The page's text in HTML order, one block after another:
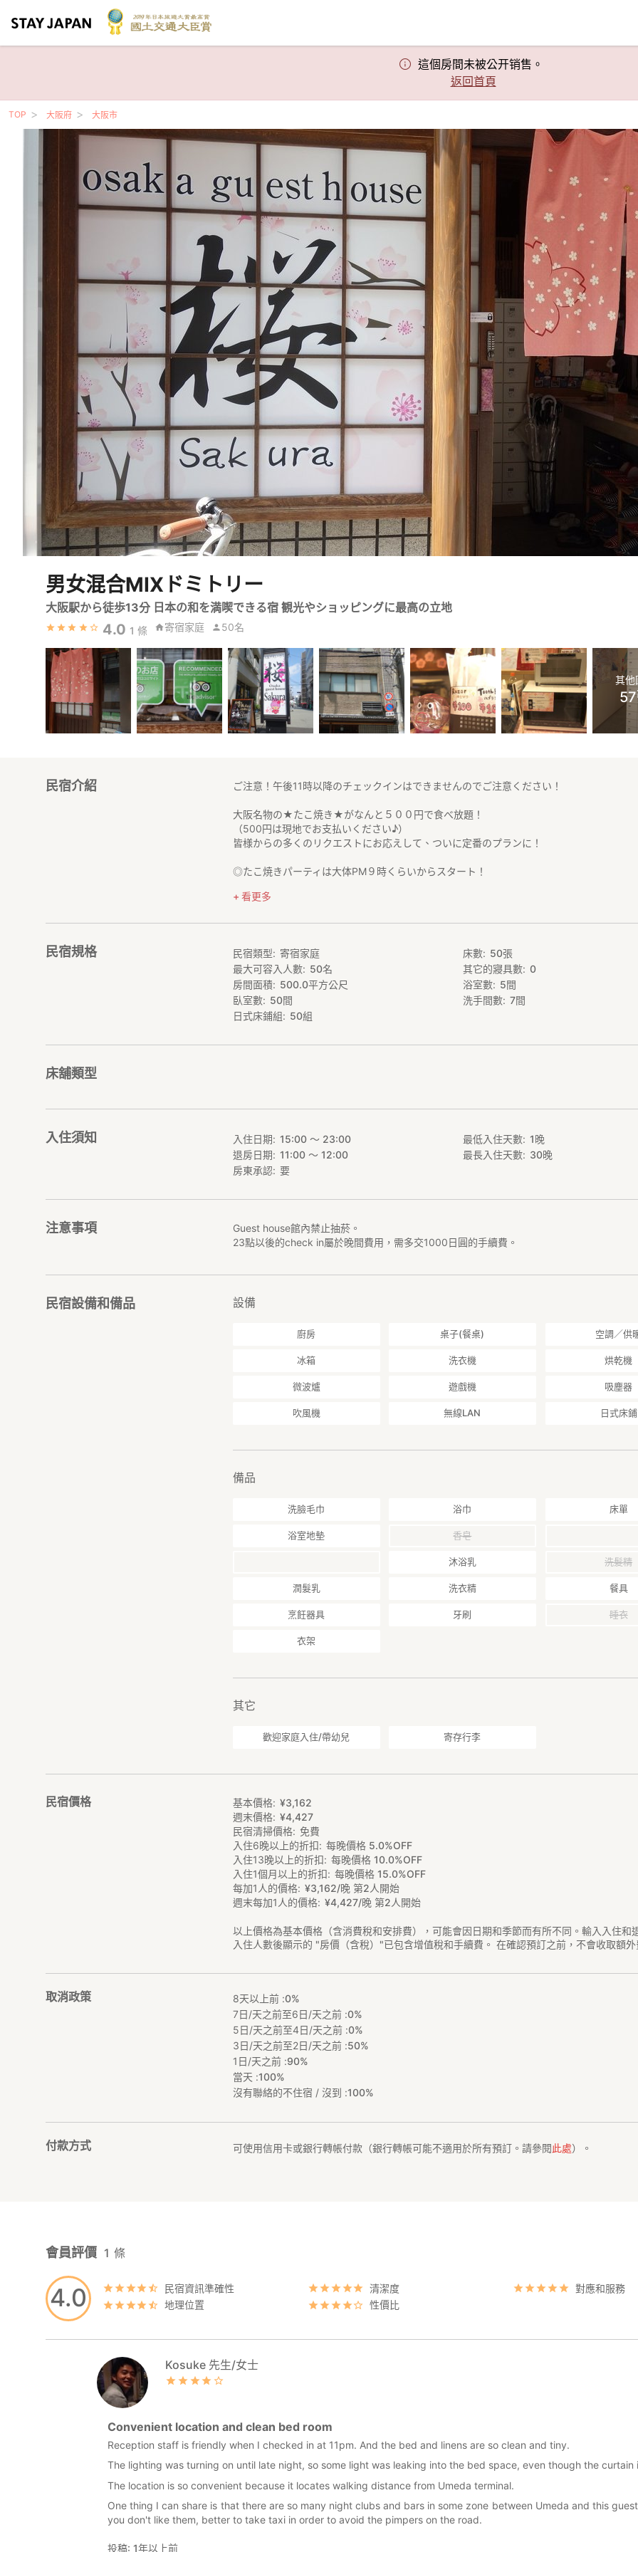
這個房間未被公开销售。
返回首頁
TOP 大阪府 大阪市
男女混合MIXドミトリー
大阪駅から徒歩13分 日本の和を満喫できる宿 観光やショッピングに最高の立地
4.0 1 條 寄宿家庭 50名
其他
民宿介紹 ご注意！午後11時以降のチェックインはできませんのでご注意ください！
大阪名物の★たこ焼き★がなんと５００円で食べ放題！
（500円は現地でお支払いください♪）
皆様からの多くのリクエストにお応えして、ついに定番のプランに！
◎たこ焼きパーティは大体PM９時くらいからスタート！
大阪といえば、やはりたこ焼き！
宿泊している日本や海外のゲストといろんな話をしながら、たこ焼きをクルクルするのは
楽しいねん！
初心者でもスタッフがお手伝い、ご自身でも焼くことができるように丁寧に教えるさかい
（ご注意）たこ焼き食べ放題の500円は宿泊料金には含まれていません！現地にてお支払
和の雰囲気に包まれて、泊まりに来たのに、どこか懐かしいという不思議な気持ちを感じ
行ってみて！
ガイドブックには載っていないおススメのおいしいお店もこっそりスタッフが教えます。
南森町駅から大阪城も約３０分、通天閣や串カツで有名な新世界も乗り換えなしでめっち
★アメニティ★
★チェックイン★
午前９時から午後３時までチェックインはできませんが荷物の預かりは可能。
★レイトチェックイン★
ャンセルとなりますのでご注意、ご了承ください。
★キャンセル★
＊２日前・・・宿泊料金の８０％
＊３日前・・・宿泊料金の５０％
◎南森町駅、約10分
JR大阪駅・地下鉄梅田駅、東梅田駅、西梅田駅からM14出口（泉の広場）の階段を上がっ
①右ルート→道路を右手にそのまま直進。ダイコクドラッグを通過してファミリーマート
②左ルート→道路を左手にそのまま直進。太融寺の交差点を通過し神山の交差点を右折。3
看更多
民宿規格 民宿類型
寄宿家庭
最大可容入人數
50名
房間面積
500.0平方公尺
臥室數
50間
日式床鋪組
50組
床數 50張
其它的寢具數
0
浴室數
5間
洗手間數
7間
床舖類型
入住須知 入住日期
15:00 〜 23:00
退房日期
11:00 〜 12:00
房東承認
要
最低入住天數 1晚
最長入住天數
30晚
注意事項
Guest house館內禁止抽菸。
23點以後的check in屬於晚間費用，需多交1000日圓的手續費。
民宿設備和備品 設備
廚房 桌子(餐桌) 空調／供
冰箱 洗衣機 烘乾機
微波爐 遊戲機 吸塵器
吹風機 無線LAN 日式床鋪
備品
洗臉毛巾 浴巾 床單
浴室地墊 香皂
沐浴乳 洗髮精
潤髮乳 洗衣精 餐具
烹飪器具 牙刷 睡衣
衣架
其它
歡迎家庭入住/帶幼兒 寄存行李
民宿價格 基本價格 ¥3,162
週末價格
¥4,427
民宿清掃價格
免費
入住6晚以上的折扣
每晚價格 5.0%OFF
入住13晚以上的折扣
每晚價格 10.0%OFF
入住1個月以上的折扣
每晚價格 15.0%OFF
每加1人的價格
¥3,162/晚 第2人開始
週末每加1人的價格
¥4,427/晚 第2人開始
以上價格為基本價格（含消費稅和安排費），可能會因日期和季節而有所不同。輸入入住和
入住人數後顯示的 "房價（含稅）"已包含增值稅和手續費。 在確認預訂之前，不會收取額外
取消政策 8天以上前 :0%
7日/天之前至6日/天之前 :0%
5日/天之前至4日/天之前 :0%
3日/天之前至2日/天之前 :50%
1日/天之前 :90%
當天 :100%
沒有聯絡的不住宿 / 沒到 :100%
付款方式 可使用信用卡或銀行轉帳付款（銀行轉帳可能不適用於所有預訂。請參閱此處）。
4.0
會員評價 1 條
民宿資訊準確性 清潔度
對應和服務
地理位置
性價比
Kosuke 先生/女士
Convenient location and clean bed room
Reception staff is friendly when I checked in at 11pm. And the bed and linens are so clean and tiny.
The lighting was turning on until late night, so some light was leaking into the bed space, even though the curtain
The location is so convenient because it locates walking distance from Umeda terminal.
One thing I can share is that there are so many night clubs and bars in some zone between Umeda and this
you don't like them, better to take taxi in order to avoid the pimpers on the road.
投稿: 1年以上前